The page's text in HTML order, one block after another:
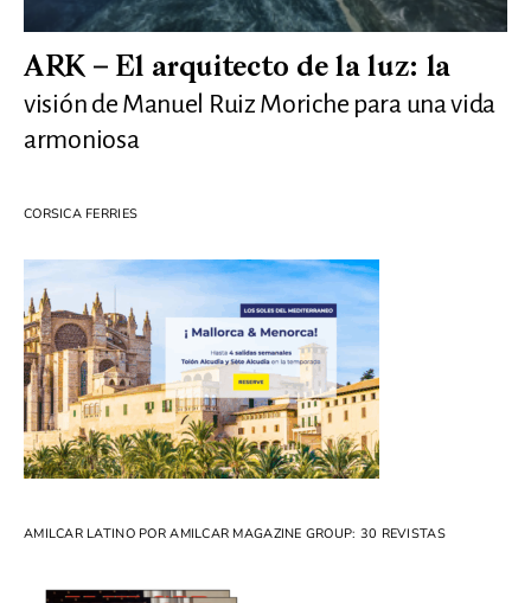
ARK – El arquitecto de la luz: la
visión de Manuel Ruiz Moriche para una vida
armoniosa
CORSICA FERRIES
AMILCAR LATINO POR AMILCAR MAGAZINE GROUP: 30 REVISTAS